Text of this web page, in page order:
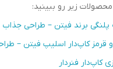
زیر رو ببینید:
پلنگی برند فیتن – طراحی جذاب
و قرمز کاپ‌دار اسلیپ فیتن –
کاپ‌دار فنردار